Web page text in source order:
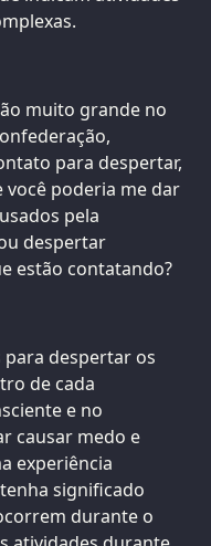
muito grande no
para despertar,
você poderia me dar
pela
despertar
estão contatando?
para despertar os
de cada
e no
causar medo e
experiência
significado
durante o